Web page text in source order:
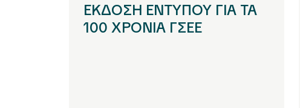
ΕΚΔΟΣΗ ΕΝΤΥΠΟΥ ΓΙΑ ΤΑ
100 ΧΡΟΝΙΑ ΓΣΕΕ